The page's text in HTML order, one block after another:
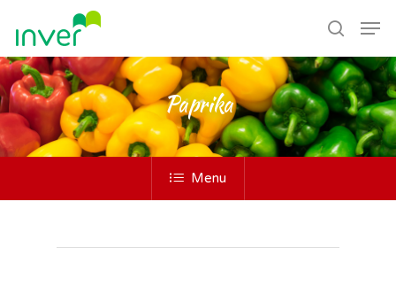
Paprika
Menu